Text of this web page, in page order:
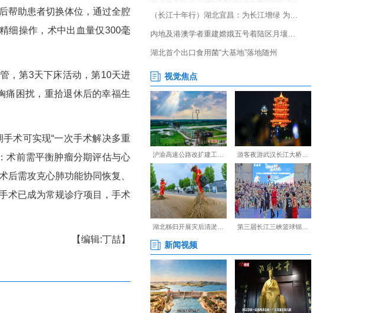
主任医师杨泽波团队接诊后，立即为张先生展
（MDT），胸外科、心外科、心血管内科、肿瘤
定“闯关计划”：先通过肠内营养支持改善体质，抗
施3周期新辅助化疗免疫治疗缩小肿瘤。
昌市中心人民医院胸心外科主任张松林率团队先
；杨泽波团队随后帮助患者切换体位，通过全腔
吻合。5.5小时的精细操作，术中出血量仅300毫
小时拔除气管插管，第3天下床活动，第10天进
脱了吞咽梗阻与胸痛困扰，重拾退休后的幸福生
者，高难度同期手术可实现“一次手术解决多重